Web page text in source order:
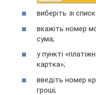
виберіть зі
вкажіть номер
сума;
у пункті
картка»;
введіть номер
гроші;